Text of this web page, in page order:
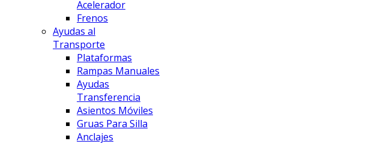
Acelerador
Frenos
Ayudas al
Transporte
Plataformas
Rampas Manuales
Ayudas
Transferencia
Asientos Móviles
Gruas Para Silla
Anclajes